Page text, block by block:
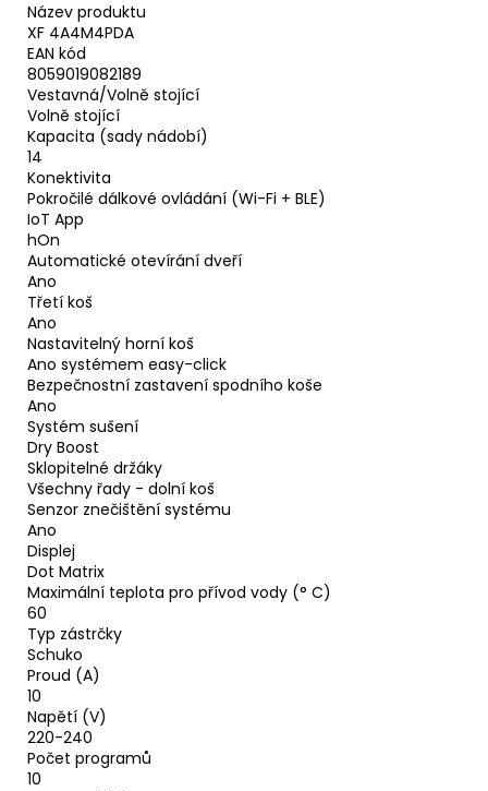
Název produktu
XF 4A4M4PDA
EAN kód
8059019082189
Vestavná/Volně stojící
Volně stojící
Kapacita (sady nádobí)
14
Konektivita
Pokročilé dálkové ovládání (Wi-Fi + BLE)
IoT App
hOn
Automatické otevírání dveří
Ano
Třetí koš
Ano
Nastavitelný horní koš
Ano systémem easy-click
Bezpečnostní zastavení spodního koše
Ano
Systém sušení
Dry Boost
Sklopitelné držáky
Všechny řady - dolní koš
Senzor znečištění systému
Ano
Displej
Dot Matrix
Maximální teplota pro přívod vody (° C)
60
Typ zástrčky
Schuko
Proud (A)
10
Napětí (V)
220-240
Počet programů
10